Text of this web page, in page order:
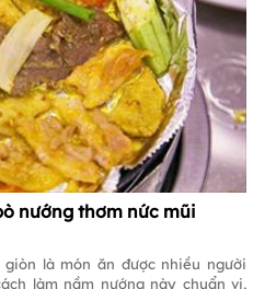
nướng thơm nức mũi
là món ăn được nhiều người
làm nầm nướng này chuẩn vị,